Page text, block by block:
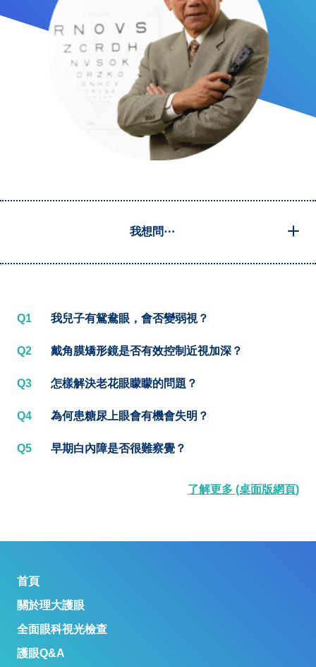
我想問⋯
Q1 我兒子有鴛鴦眼，會否變弱視？
Q2 戴角膜矯形鏡是否有效控制近視加深？
Q3 怎樣解決老花眼矇矇的問題？
Q4 為何患糖尿上眼會有機會失明？
Q5 早期白內障是否很難察覺？
了解更多 (桌面版網頁)
首頁
關於理大護眼
全面眼科視光檢查
護眼Q&A